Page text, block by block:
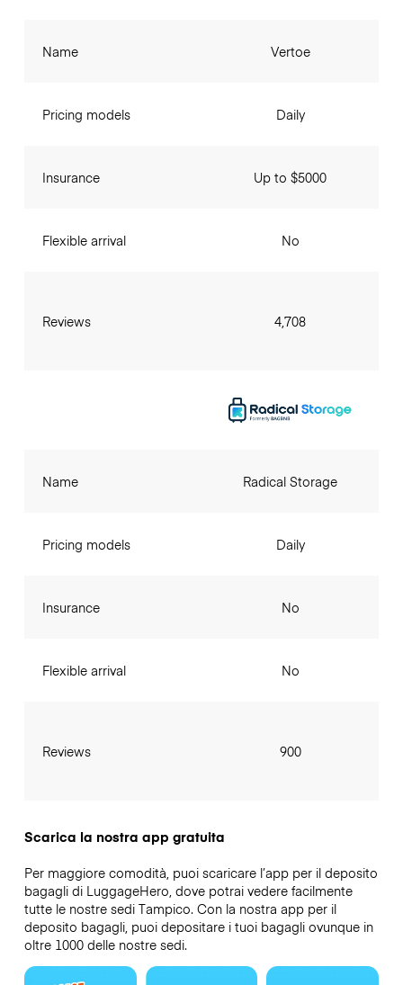
Name
Pricing models
Insurance
Flexible arrival
Reviews
Vertoe
Daily
Up to $5000
No
4,708
Name
Pricing models
Insurance
Flexible arrival
Reviews
Radical Storage
Daily
No
No
900
Scarica la nostra app gratuita
Per maggiore comodità, puoi scaricare l’app per il deposito
bagagli di LuggageHero, dove potrai vedere facilmente
tutte le nostre sedi Tampico. Con la nostra app per il
deposito bagagli, puoi depositare i tuoi bagagli ovunque in
oltre 1000 delle nostre sedi.